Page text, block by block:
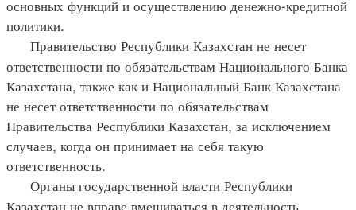
основных функций и осуществлению денежно-кредитной
политики.
Правительство Республики Казахстан не несет
ответственности по обязательствам Национального Банка
Казахстана, также как и Национальный Банк Казахстана
не несет ответственности по обязательствам
Правительства Республики Казахстан, за исключением
случаев, когда он принимает на себя такую
ответственность.
Органы государственной власти Республики
Казахстан не вправе вмешиваться в деятельность